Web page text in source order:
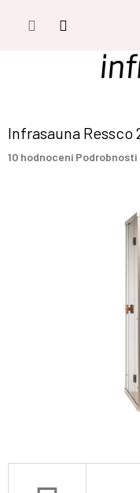
Infrasauna Ressco
Průměrné
10 hodnocení Podrobnosti